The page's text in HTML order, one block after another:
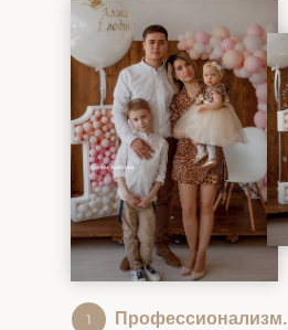
Профессионализм.